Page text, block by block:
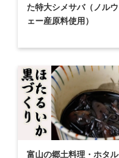
た特大シメサバ（ノルウ
ェー産原料使用）
富山の郷土料理・ホタル